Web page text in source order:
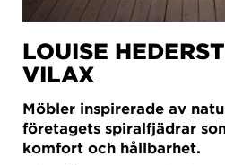
LOUISE
VILAX
Möbler inspirerade av
företagets spiralfjädrar
komfort och hållbarhet.